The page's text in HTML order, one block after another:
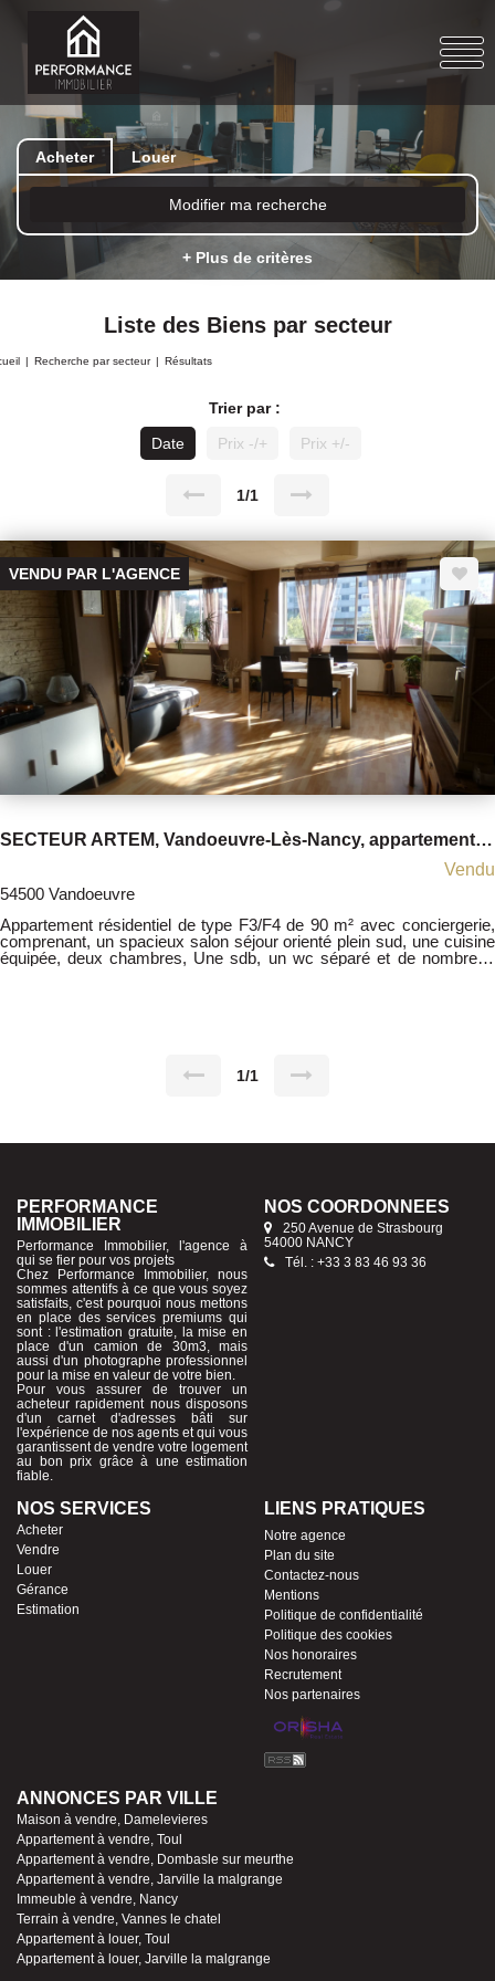
Acheter Louer
Modifier ma recherche
+ Plus de critères
Liste des Biens par secteur
Recherche par secteur Résultats
Trier par :
Date
Prix -/+ Prix +/-
1/1
VENDU PAR L'AGENCE
SECTEUR ARTEM, Vandoeuvre-Lès-Nancy, appartement F3/F4
Vendu
54500 Vandoeuvre
Appartement résidentiel de type F3/F4 de 90 m² avec conciergerie,
comprenant, un spacieux salon séjour orienté plein sud, une cuisine
équipée, deux chambres, Une sdb, un wc séparé et de nombreux
1/1
PERFORMANCE
IMMOBILIER
Performance Immobilier, l'agence à
qui se fier pour vos projets
Chez Performance Immobilier, nous
sommes attentifs à ce que vous soyez
satisfaits, c'est pourquoi nous mettons
en place des services premiums qui
sont : l'estimation gratuite, la mise en
place d'un camion de 30m3, mais
aussi d'un photographe professionnel
pour la mise en valeur de votre bien.
Pour vous assurer de trouver un
acheteur rapidement nous disposons
d'un carnet d'adresses bâti sur
l'expérience de nos agents et qui vous
garantissent de vendre votre logement
au bon prix grâce à une estimation
fiable.
NOS COORDONNÉES
250 Avenue de Strasbourg
54000 NANCY
Tél. : +33 3 83 46 93 36
NOS SERVICES
Acheter
Vendre
Louer
Gérance
Estimation
LIENS PRATIQUES
Notre agence
Plan du site
Contactez-nous
Mentions
Politique de confidentialité
Politique des cookies
Nos honoraires
Recrutement
Nos partenaires
ANNONCES PAR VILLE
Maison à vendre, Damelevieres
Appartement à vendre, Toul
Appartement à vendre, Dombasle sur meurthe
Appartement à vendre, Jarville la malgrange
Immeuble à vendre, Nancy
Terrain à vendre, Vannes le chatel
Appartement à louer, Toul
Appartement à louer, Jarville la malgrange